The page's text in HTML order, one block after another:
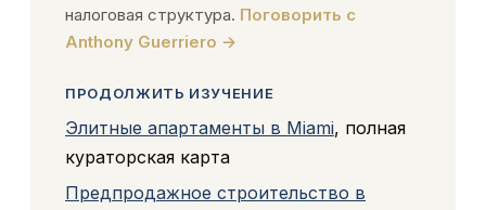
налоговая структура. Поговорить с
Anthony Guerriero →
ПРОДОЛЖИТЬ ИЗУЧЕНИЕ
Элитные апартаменты в Miami, полная
кураторская карта
Предпродажное строительство в